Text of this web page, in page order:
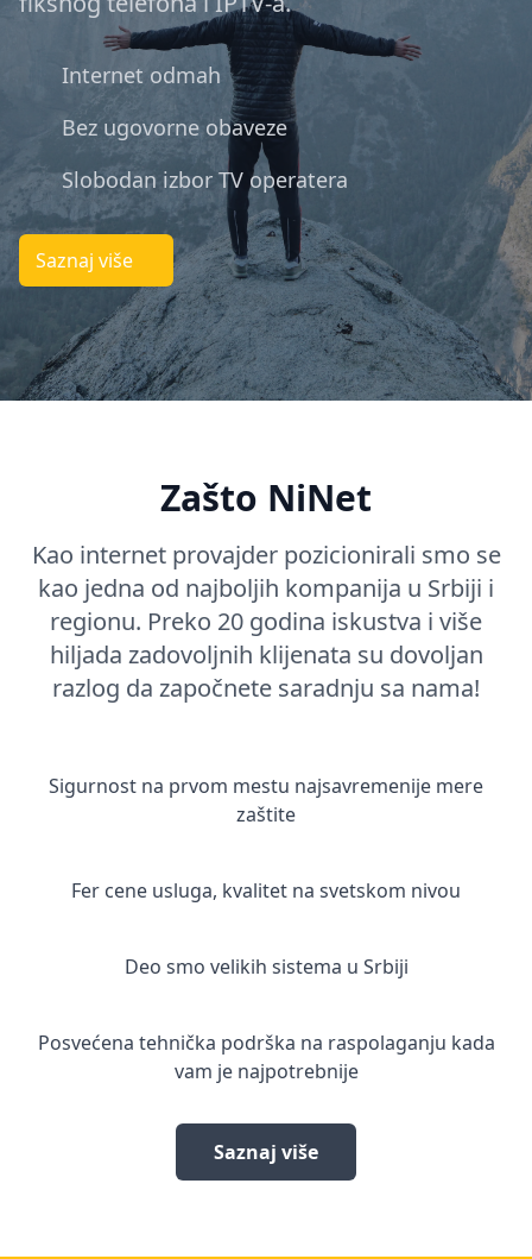
Internet odmah
Bez ugovorne obaveze
Slobodan izbor TV operatera
Saznaj više
Zašto NiNet
Kao internet provajder pozicionirali smo se
kao jedna od najboljih kompanija u Srbiji i
regionu. Preko 20 godina iskustva i više
hiljada zadovoljnih klijenata su dovoljan
razlog da započnete saradnju sa nama!
Sigurnost na prvom mestu najsavremenije mere
zaštite
Fer cene usluga, kvalitet na svetskom nivou
Deo smo velikih sistema u Srbiji
Posvećena tehnička podrška na raspolaganju kada
vam je najpotrebnije
Saznaj više